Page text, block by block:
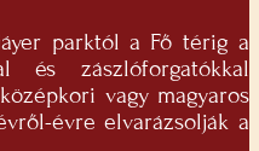
parktól a Fő térig a
és zászlóforgatókkal
vagy magyaros
évre elvarázsolják a